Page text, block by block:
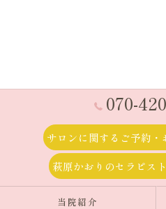
070-
サロンに関するご予約・
萩原かおりのセラピス
当院紹介